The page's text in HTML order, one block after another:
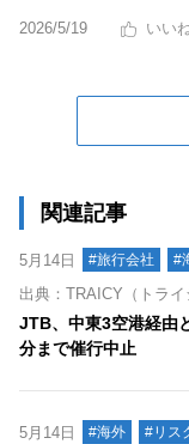
2026/5/19
関連記事
5月14日 #旅行会社 #
出典：TRAICY（トライ
JTB、中東3空港経由
分まで催行中止
5月14日 #海外 #リス